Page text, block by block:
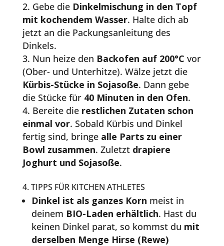
Gebe die Dinkelmischung in den Topf
mit kochendem Wasser. Halte dich ab
jetzt an die Packungsanleitung des
Dinkels.
Nun heize den Backofen auf 200°C vor
(Ober- und Unterhitze). Wälze jetzt die
Kürbis-Stücke in Sojasoße. Dann gebe
die Stücke für 40 Minuten in den Ofen.
Bereite die restlichen Zutaten schon
einmal vor. Sobald Kürbis und Dinkel
fertig sind, bringe alle Parts zu einer
Bowl zusammen. Zuletzt drapiere
Joghurt und Sojasoße.
4. TIPPS FÜR KITCHEN ATHLETES
Dinkel ist als ganzes Korn meist in
deinem BIO-Laden erhältlich. Hast du
keinen Dinkel parat, so kommst du mit
derselben Menge Hirse (Rewe)